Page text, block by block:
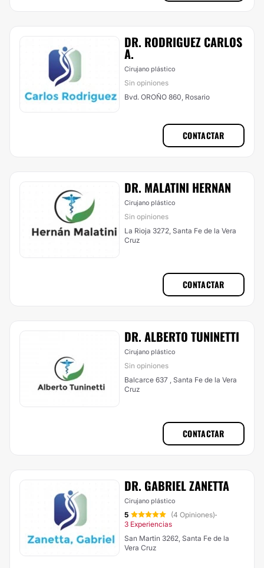
DR. RODRIGUEZ CARLOS
A.
Cirujano plástico
Sin opiniones
Bvd. OROÑO 860, Rosario
CONTACTAR
DR. MALATINI HERNAN
Cirujano plástico
Sin opiniones
La Rioja 3272, Santa Fe de la Vera
Cruz
CONTACTAR
DR. ALBERTO TUNINETTI
Cirujano plástico
Sin opiniones
Balcarce 637 , Santa Fe de la Vera
Cruz
CONTACTAR
DR. GABRIEL ZANETTA
Cirujano plástico
5 (4 Opiniones)·
3 Experiencias
San Martin 3262, Santa Fe de la
Vera Cruz